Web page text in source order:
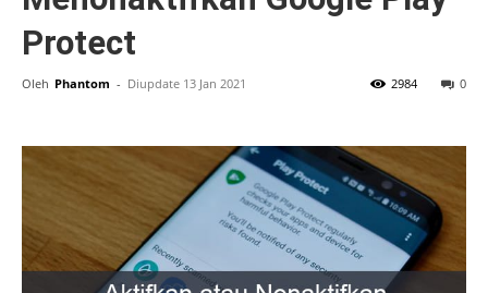
Protect
Oleh Phantom - Diupdate 13 Jan 2021 0
2984